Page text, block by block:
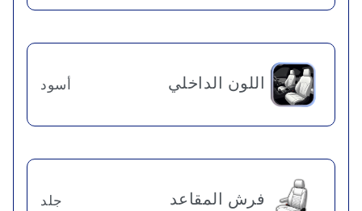
اللون الداخلي أسود
فرش المقاعد جلد